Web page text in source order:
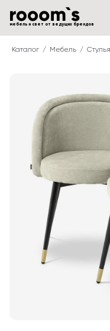
мебель и свет от ведущих брендов
Каталог Мебель